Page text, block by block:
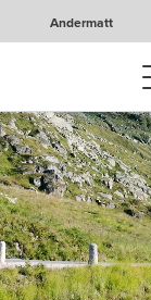
Andermatt